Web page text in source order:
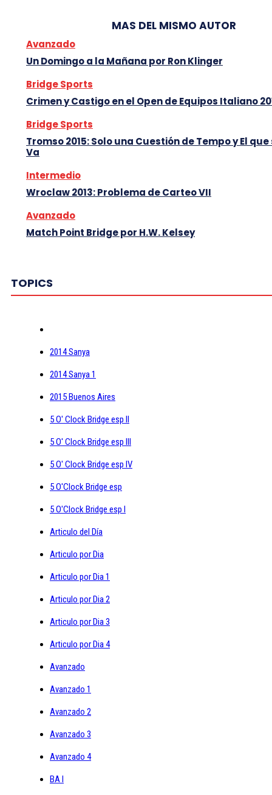
MAS DEL MISMO AUTOR
Avanzado
Un Domingo a la Mañana por Ron Klinger
Bridge Sports
Crimen y Castigo en el Open de Equipos Italiano
Bridge Sports
Tromso 2015: Solo una Cuestión de Tempo y El
Va
Intermedio
Wroclaw 2013: Problema de Carteo VII
Avanzado
Match Point Bridge por H.W. Kelsey
TOPICS
2014 Sanya
2014 Sanya 1
2015 Buenos Aires
5 O' Clock Bridge esp II
5 O' Clock Bridge esp III
5 O' Clock Bridge esp IV
5 O'Clock Bridge esp
5 O'Clock Bridge esp I
Articulo del Día
Articulo por Dia
Articulo por Dia 1
Articulo por Dia 2
Articulo por Dia 3
Articulo por Dia 4
Avanzado
Avanzado 1
Avanzado 2
Avanzado 3
Avanzado 4
BA I